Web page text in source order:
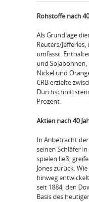
Rohstoffe nach
Als Grundlage
Reuters/
umfasst.
und Sojabohnen,
Nickel und
CRB erzielte
Prozent.
Aktien nach 40
In Anbetracht
seinen Schläfer
spielen ließ,
Jones zurück.
hinweg
seit 1884, den
Basis des